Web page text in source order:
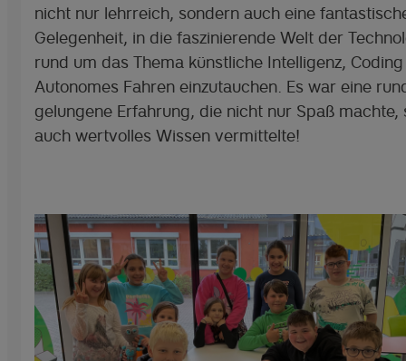
nicht nur lehrreich, sondern auch eine
Gelegenheit, in die faszinierende Welt der
rund um das Thema künstliche Intelligenz,
Autonomes Fahren einzutauchen. Es war eine
gelungene Erfahrung, die nicht nur Spaß machte,
auch wertvolles Wissen vermittelte!